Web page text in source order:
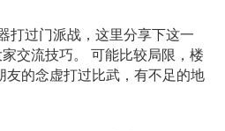
打过门派战，这里分享下这一
交流技巧。 可能比较局限，楼
友的念虚打过比武，有不足的地